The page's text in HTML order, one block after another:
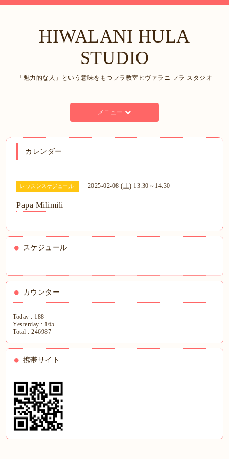
HIWALANI HULA
STUDIO
「魅力的な人」という意味をもつフラ教室ヒヴァラニ フラ スタジオ
メニュー
カレンダー
レッスンスケジュール 2025-02-08 (土) 13:30～14:30
Papa Milimili
スケジュール
カウンター
Today : 188
Yesterday : 165
Total :246987
携帯サイト